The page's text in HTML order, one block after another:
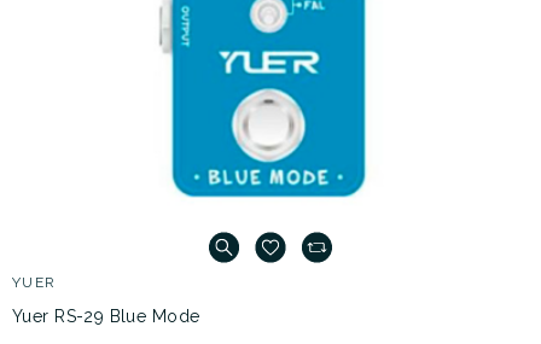
YUER
Yuer RS-29 Blue Mode